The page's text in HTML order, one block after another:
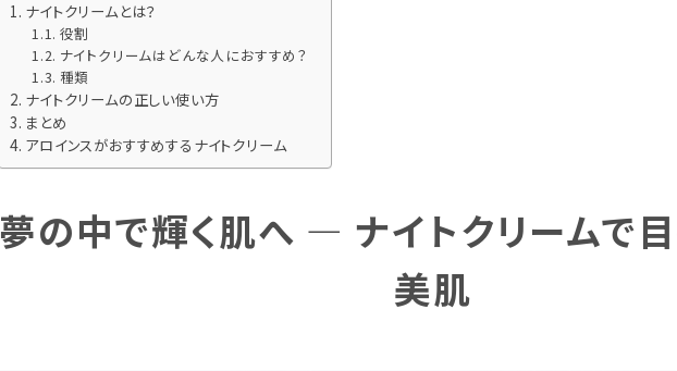
ハンドクリーム
ナイトクリームとは？
役割
ナイトクリームはどんな人におすすめ？
種類
ナイトクリームの正しい使い方
まとめ
アロインスがおすすめするナイトクリーム
夢の中で輝く肌へ ― ナイトクリームで
美肌